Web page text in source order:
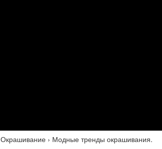
Окрашивание › Модные тренды окрашивания.